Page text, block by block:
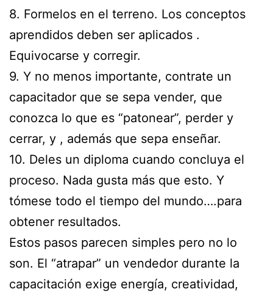
8. Formelos en el terreno. Los conceptos
aprendidos deben ser aplicados .
Equivocarse y corregir.
9. Y no menos importante, contrate un
capacitador que se sepa vender, que
conozca lo que es “patonear”, perder y
cerrar, y , además que sepa enseñar.
10. Deles un diploma cuando concluya el
proceso. Nada gusta más que esto. Y
tómese todo el tiempo del mundo….para
obtener resultados.
Estos pasos parecen simples pero no lo
son. El “atrapar” un vendedor durante la
capacitación exige energía, creatividad,